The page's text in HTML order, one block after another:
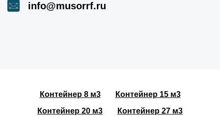
info@musorrf.ru
Контейнер 8 м3
Контейнер 15 м3
Контейнер 20 м3
Контейнер 27 м3